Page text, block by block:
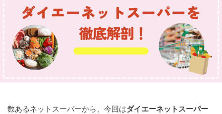
数あるネットスーパーから、今回はダイエーネットスーパー